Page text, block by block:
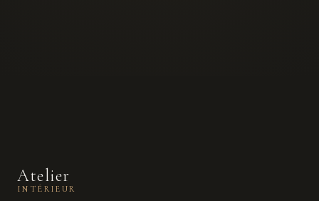
Atelier
INTÉRIEUR